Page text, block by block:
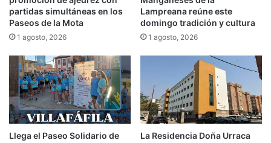
partidas simultáneas en los
Paseos de la Mota
1 agosto, 2026
Lampreana reúne este
domingo tradición y cultura
1 agosto, 2026
Llega el Paseo Solidario de
La Residencia Doña Urraca